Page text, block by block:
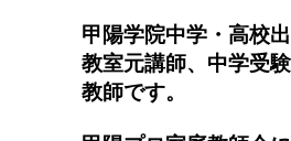
甲陽学院中学・高校
教室元講師、 中学受
教師です。